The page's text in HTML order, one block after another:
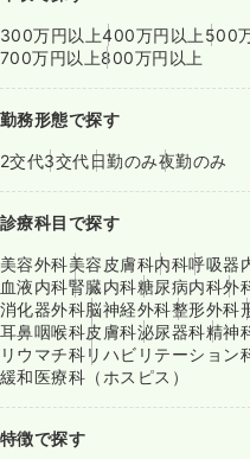
300万円以上400万円以上 500
700万円以上800万円以上
勤務形態で探す
2交代3交代日勤のみ夜勤のみ
診療科目で探す
美容外科美容皮膚科内科呼吸器
血液内科腎臓内科糖尿病内科外
消化器外科脳神経外科整形外科
耳鼻咽喉科皮膚科泌尿器科精神
リウマチ科リハビリテーション
緩和医療科（ホスピス）
特徴で探す